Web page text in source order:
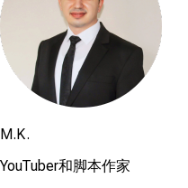
M.K.
YouTuber和脚本作家